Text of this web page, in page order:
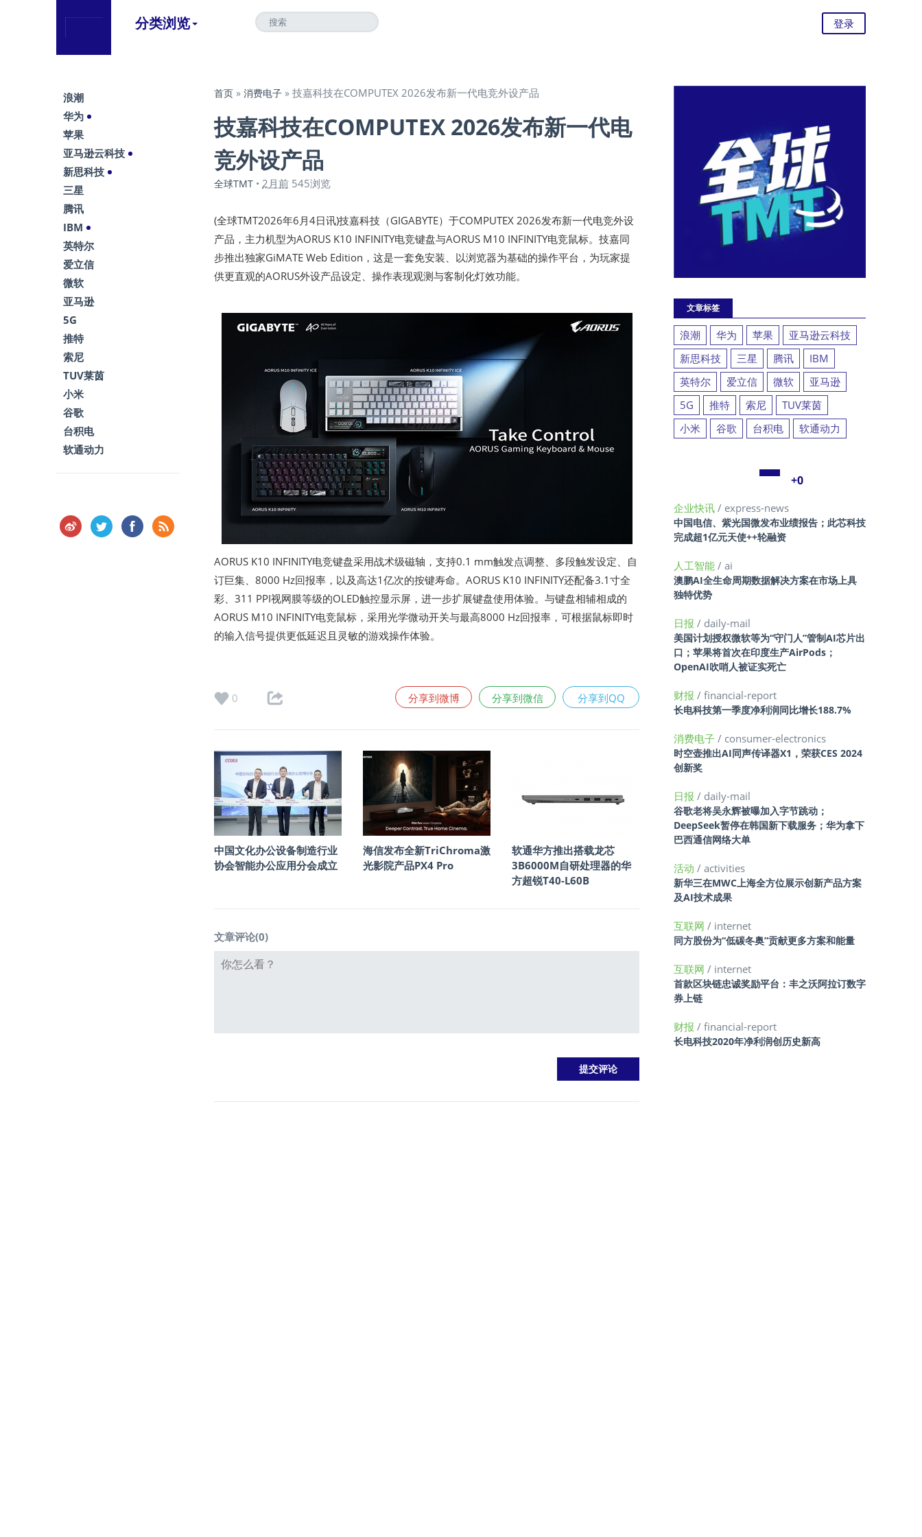
分类浏览 登录
首页 » 消费电子 » 技嘉科技在COMPUTEX 2026发布新一代电竞外设产品
技嘉科技在COMPUTEX 2026发布新一代电
竞外设产品
全球TMT • 2月前 545浏览
(全球TMT2026年6月4日讯)技嘉科技（GIGABYTE）于COMPUTEX 2026发布新一代电竞外设
产品，主力机型为AORUS K10 INFINITY电竞键盘与AORUS M10 INFINITY电竞鼠标。技嘉同
步推出独家GiMATE Web Edition，这是一套免安装、以浏览器为基础的操作平台，为玩家提
供更直观的AORUS外设产品设定、操作表现观测与客制化灯效功能。
AORUS K10 INFINITY电竞键盘采用战术级磁轴，支持0.1 mm触发点调整、多段触发设定、自
订巨集、8000 Hz回报率，以及高达1亿次的按键寿命。AORUS K10 INFINITY还配备3.1寸全
彩、311 PPI视网膜等级的OLED触控显示屏，进一步扩展键盘使用体验。与键盘相辅相成的
AORUS M10 INFINITY电竞鼠标，采用光学微动开关与最高8000 Hz回报率，可根据鼠标即时
的输入信号提供更低延迟且灵敏的游戏操作体验。
0 分享到微博 分享到微信 分享到QQ
中国文化办公设备制造行业
协会智能办公应用分会成立
海信发布全新TriChroma激
光影院产品PX4 Pro
软通华方推出搭载龙芯
3B6000M自研处理器的华
方超锐T40-L60B
文章评论(0)
浪潮
华为
苹果
亚马逊云科技
新思科技
三星
腾讯
IBM
英特尔
爱立信
微软
亚马逊
5G
推特
索尼
TUV莱茵
小米
谷歌
台积电
软通动力
文章标签
浪潮 华为 苹果
亚马逊云科技
新思科技
三星 腾讯
IBM
英特尔
爱立信 微软
亚马逊
5G
推特 索尼
TUV莱茵
小米
谷歌 台积电 软通动力
+0
企业快讯 / express-news
中国电信、紫光国微发布业绩报告；此芯科技
完成超1亿元天使++轮融资
人工智能 / ai
澳鹏AI全生命周期数据解决方案在市场上具
独特优势
日报 / daily-mail
美国计划授权微软等为“守门人”管制AI芯片出
口；苹果将首次在印度生产AirPods；
OpenAI吹哨人被证实死亡
财报 / financial-report
长电科技第一季度净利润同比增长188.7%
消费电子 / consumer-electronics
时空壶推出AI同声传译器X1，荣获CES 2024
创新奖
日报 / daily-mail
谷歌老将吴永辉被曝加入字节跳动；
DeepSeek暂停在韩国新下载服务；华为拿下
巴西通信网络大单
活动 / activities
新华三在MWC上海全方位展示创新产品方案
及AI技术成果
互联网 / internet
同方股份为“低碳冬奥”贡献更多方案和能量
互联网 / internet
首款区块链忠诚奖励平台：丰之沃阿拉订数字
券上链
财报 / financial-report
长电科技2020年净利润创历史新高